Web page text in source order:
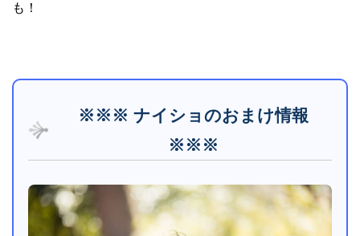
も！
※※※ ナイショのおまけ情報
※※※